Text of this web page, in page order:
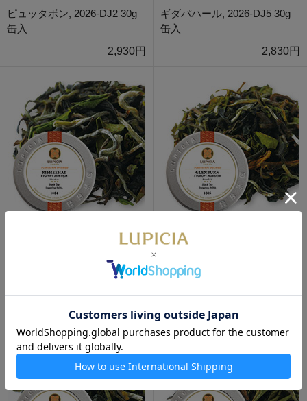
ピュッタボン, 2026-DJ2 30g
缶入
2,930円
ギダパハール, 2026-DJ5 30g
缶入
2,830円
リシーハット, 2026-DJ28 30g
2,730円
数量限定
缶入
2,330円